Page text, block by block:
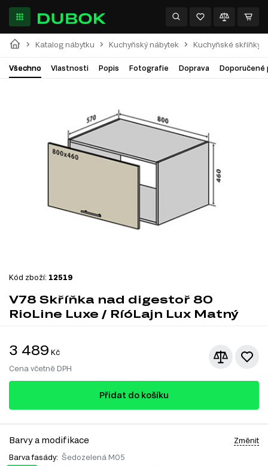
Katalog nábytku Kuchyňský nábytek Kuchyňské skříňky
Všechno Vlastnosti Popis Fotografie Doprava Doporučené
Kód zboží: 12519
V78 Skříňka nad digestoř 80
RioLine Luxe / RíóLajn Lux Matný
3 489 Kč
Cena včetně DPH
Přidat do košíku
Barvy a modifikace Změnit
Barva fasády: Šedozelená M05